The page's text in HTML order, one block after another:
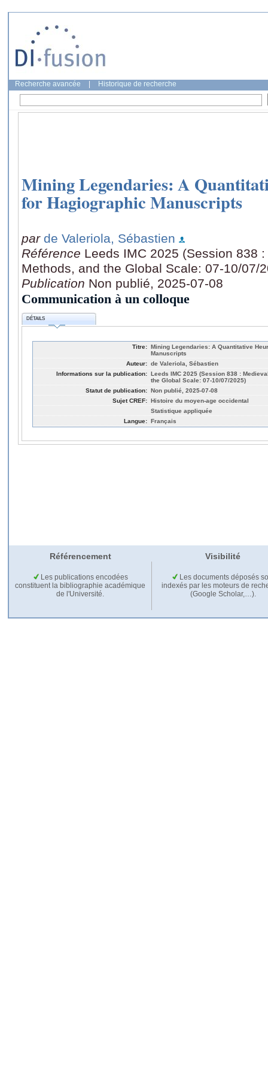
Recherche avancée Historique de recherche
Mining Legendaries: A
for Hagiographic Manuscripts
par de Valeriola, Sébastien
Référence Leeds IMC 2025 (Session 838
Methods, and the Global Scale: 07-10/07/
Publication Non publié, 2025-07-08
Communication à un colloque
DÉTAILS
Titre: Mining Legendaries: A Quantitative
Manuscripts
Auteur: de Valeriola, Sébastien
Informations sur la publication: Leeds IMC 2025 (Session 838 :
the Global Scale: 07-10/07/2025)
Statut de publication: Non publié, 2025-07-08
Sujet CREF: Histoire du moyen-age occidental
Statistique appliquée
Langue: Français
Référencement Visibilité
Les publications encodées
constituent la bibliographie académique
de l'Université.
Les documents déposés
indexés par les moteurs de
(Google Scholar,…).